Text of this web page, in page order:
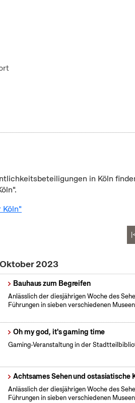
in Köln
2023
Bauhaus zum Begreifen
Anlässlich der diesjährigen Woche des
Führungen in sieben verschiedenen
Oh my god, it's gaming time
Gaming-Veranstaltung in der
Achtsames Sehen und ostasiatische
Anlässlich der diesjährigen Woche des
Führungen in sieben verschiedenen